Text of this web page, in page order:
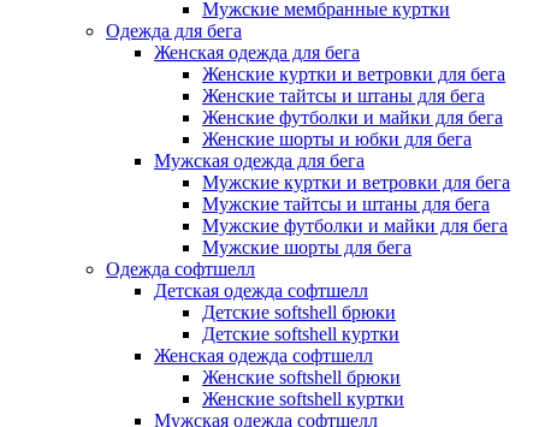
Мужские мембранные куртки
Одежда для бега
Женская одежда для бега
Женские куртки и ветровки для бега
Женские тайтсы и штаны для бега
Женские футболки и майки для бега
Женские шорты и юбки для бега
Мужская одежда для бега
Мужские куртки и ветровки для бега
Мужские тайтсы и штаны для бега
Мужские футболки и майки для бега
Мужские шорты для бега
Одежда софтшелл
Детская одежда софтшелл
Детские softshell брюки
Детские softshell куртки
Женская одежда софтшелл
Женские softshell брюки
Женские softshell куртки
Мужская одежда софтшелл